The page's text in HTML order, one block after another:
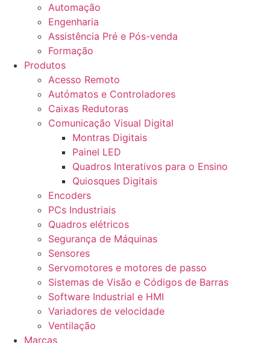
Automação
Engenharia
Assistência Pré e Pós-venda
Formação
Produtos
Acesso Remoto
Autómatos e Controladores
Caixas Redutoras
Comunicação Visual Digital
Montras Digitais
Painel LED
Quadros Interativos para o Ensino
Quiosques Digitais
Encoders
PCs Industriais
Quadros elétricos
Segurança de Máquinas
Sensores
Servomotores e motores de passo
Sistemas de Visão e Códigos de Barras
Software Industrial e HMI
Variadores de velocidade
Ventilação
Marcas